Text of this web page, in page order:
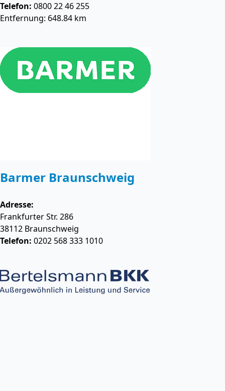
Telefon: 0800 22 46 255
Entfernung: 648.84 km
Barmer Braunschweig
Adresse:
Frankfurter Str. 286
38112 Braunschweig
Telefon: 0202 568 333 1010